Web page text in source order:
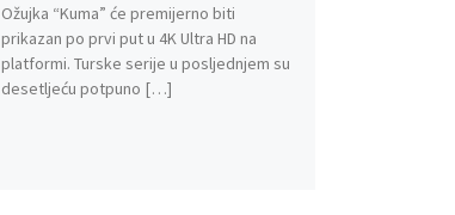
Ožujka “Kuma” će premijerno biti
prikazan po prvi put u 4K Ultra HD na
platformi. Turske serije u posljednjem su
desetljeću potpuno […]